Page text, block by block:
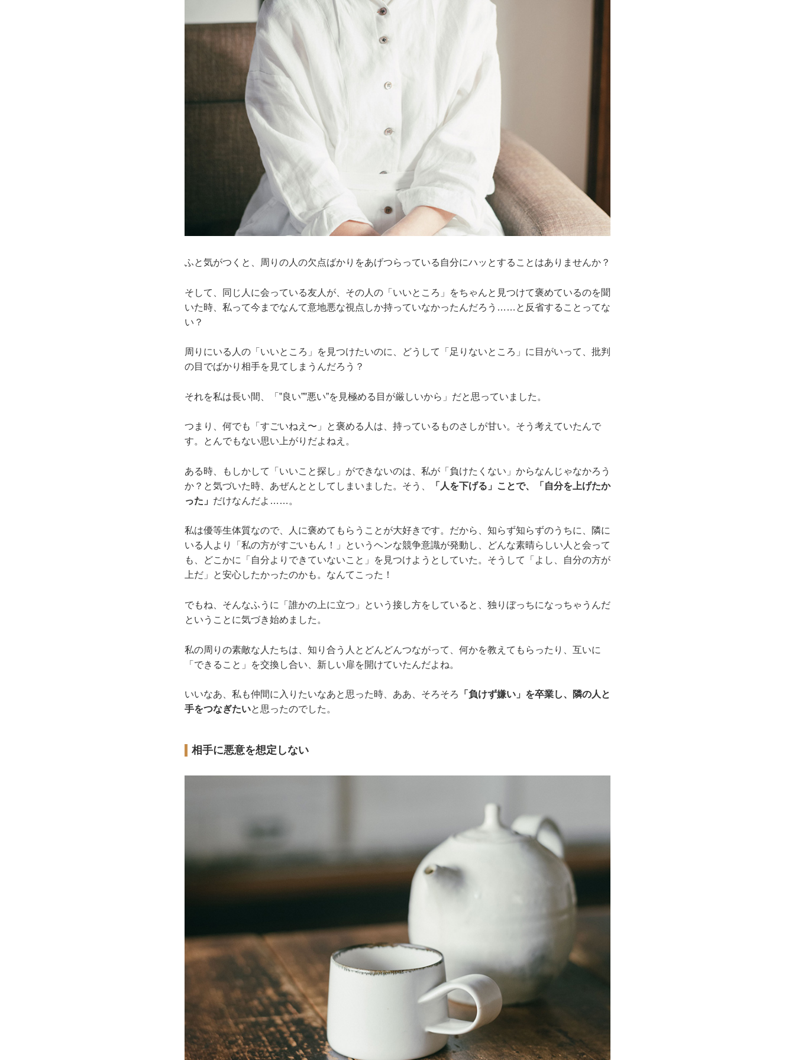
ふと気がつくと、周りの人の欠点ばかりをあげつらっている自分にハッとすることはありませんか？
そして、同じ人に会っている友人が、その人の「いいところ」をちゃんと見つけて褒めているのを聞
いた時、私って今までなんて意地悪な視点しか持っていなかったんだろう……と反省することってな
い？
周りにいる人の「いいところ」を見つけたいのに、どうして「足りないところ」に目がいって、批判
の目でばかり相手を見てしまうんだろう？
それを私は長い間、「‟良い”‟悪い”を見極める目が厳しいから」だと思っていました。
つまり、何でも「すごいねえ〜」と褒める人は、持っているものさしが甘い。そう考えていたんで
す。とんでもない思い上がりだよねえ。
ある時、もしかして「いいこと探し」ができないのは、私が「負けたくない」からなんじゃなかろう
か？と気づいた時、あぜんととしてしまいました。そう、
「人を下げる」ことで、「自分を上げたか
った」 だけなんだよ……。
私は優等生体質なので、人に褒めてもらうことが大好きです。だから、知らず知らずのうちに、隣に
いる人より「私の方がすごいもん！」というヘンな競争意識が発動し、どんな素晴らしい人と会って
も、どこかに「自分よりできていないこと」を見つけようとしていた。そうして「よし、自分の方が
上だ」と安心したかったのかも。なんてこった！
でもね、そんなふうに「誰かの上に立つ」という接し方をしていると、独りぼっちになっちゃうんだ
ということに気づき始めました。
私の周りの素敵な人たちは、知り合う人とどんどんつながって、何かを教えてもらったり、互いに
「できること」を交換し合い、新しい扉を開けていたんだよね。
いいなあ、私も仲間に入りたいなあと思った時、ああ、そろそろ
「負けず嫌い」を卒業し、隣の人と
手をつなぎたいと思ったのでした。
相手に悪意を想定しない